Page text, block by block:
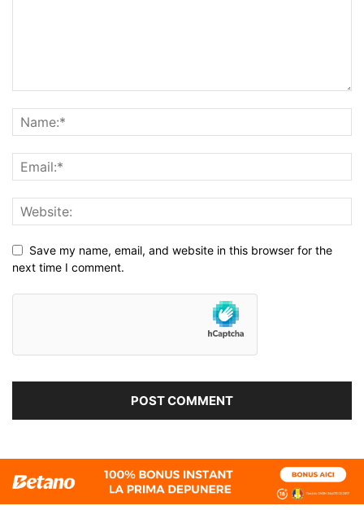
Save my name, email, and website in this browser for the
next time I comment.